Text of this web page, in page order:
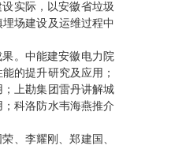
实际，以安徽省垃圾
场建设及运维过程中
。中能建安徽电力院
的提升研究及应用；
上勘集团雷丹讲解城
科洛防水韦海燕推介
、李耀刚、郑建国、